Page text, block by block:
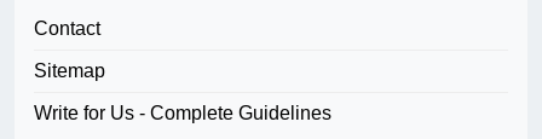
Contact
Sitemap
Write for Us - Complete Guidelines